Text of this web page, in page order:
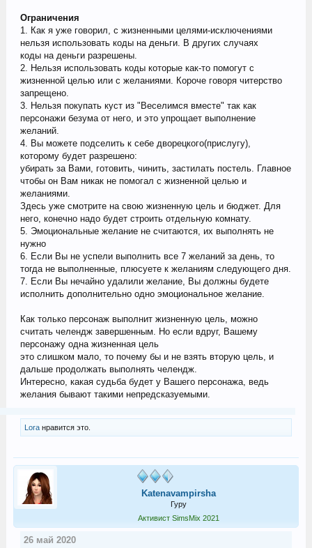
Ограничения
1. Как я уже говорил, с жизненными целями-исключениями
нельзя использовать коды на деньги. В других случаях
коды на деньги разрешены.
2. Нельзя использовать коды которые как-то помогут с
жизненной целью или с желаниями. Короче говоря читерство
запрещено.
3. Нельзя покупать куст из "Веселимся вместе" так как
персонажи безума от него, и это упрощает выполнение
желаний.
4. Вы можете подселить к себе дворецкого(прислугу),
которому будет разрешено:
убирать за Вами, готовить, чинить, застилать постель. Главное
чтобы он Вам никак не помогал с жизненной целью и
желаниями.
Здесь уже смотрите на свою жизненную цель и бюджет. Для
него, конечно надо будет строить отдельную комнату.
5. Эмоциональные желание не считаются, их выполнять не
нужно
6. Если Вы не успели выполнить все 7 желаний за день, то
тогда не выполненные, плюсуете к желаниям следующего дня.
7. Если Вы нечайно удалили желание, Вы должны будете
исполнить дополнительно одно эмоциональное желание.
Как только персонаж выполнит жизненную цель, можно
считать челендж завершенным. Но если вдруг, Вашему
персонажу одна жизненная цель
это слишком мало, то почему бы и не взять вторую цель, и
дальше продолжать выполнять челендж.
Интересно, какая судьба будет у Вашего персонажа, ведь
желания бывают такими непредсказуемыми.
Loraнравится это.
Katenavampirsha
Гуру
Активист SimsMix 2021
26 май 2020